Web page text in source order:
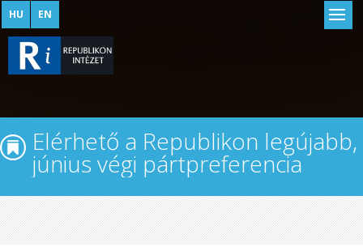
EN
HU
Elérhető a Republikon legújabb,
június végi pártpreferencia
kutatása